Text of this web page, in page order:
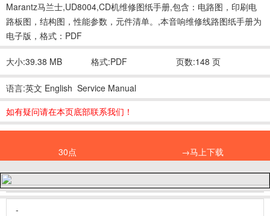
Marantz马兰士,UD8004,CD机维修图纸手册,包含：电路图，印刷电
路板图，结构图，性能参数，元件清单。,本音响维修线路图纸手册为
电子版，格式：PDF
大小:39.38 MB 格式:PDF 页数:148 页
语言:英文 English Service Manual
如有疑问请在本页底部联系我们！
30点 →马上下载
-